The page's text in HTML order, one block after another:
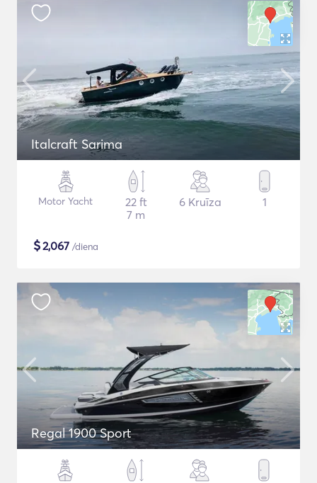
Italcraft Sarima
Motor Yacht
22 ft
7 m
6 Kruīza 1
$2,067 /diena
Regal 1900 Sport